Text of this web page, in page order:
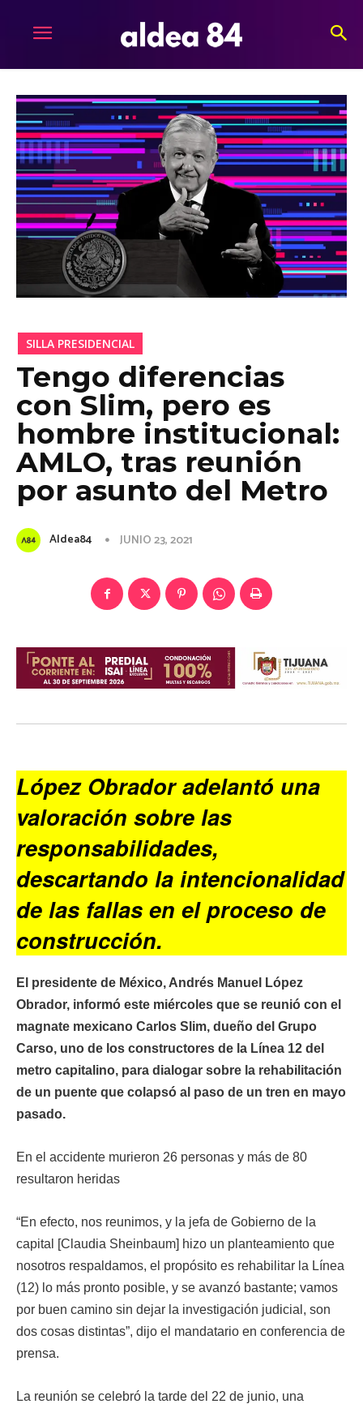
SILLA PRESIDENCIAL
Tengo diferencias
con Slim, pero es
hombre institucional:
AMLO, tras reunión
por asunto del Metro
Aldea84 JUNIO 23, 2021
López Obrador adelantó una
valoración sobre las
responsabilidades,
descartando la intencionalidad
de las fallas en el proceso de
construcción.
El presidente de México, Andrés Manuel López
Obrador, informó este miércoles que se reunió con el
magnate mexicano Carlos Slim, dueño del Grupo
Carso, uno de los constructores de la Línea 12 del
metro capitalino, para dialogar sobre la rehabilitación
de un puente que colapsó al paso de un tren en mayo
pasado.
En el accidente murieron 26 personas y más de 80
resultaron heridas
“En efecto, nos reunimos, y la jefa de Gobierno de la
capital [Claudia Sheinbaum] hizo un planteamiento que
nosotros respaldamos, el propósito es rehabilitar la Línea
(12) lo más pronto posible, y se avanzó bastante; vamos
por buen camino sin dejar la investigación judicial, son
dos cosas distintas”, dijo el mandatario en conferencia de
prensa.
La reunión se celebró la tarde del 22 de junio, una